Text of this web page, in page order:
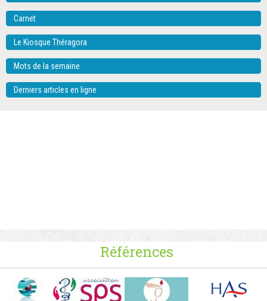
Carnet
Le Kiosque Théragora
Mots de la semaine
Derniers articles en ligne
Références